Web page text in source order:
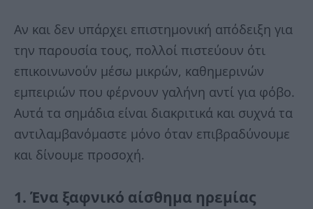
Αν και δεν υπάρχει επιστημονική απόδειξη για
την παρουσία τους, πολλοί πιστεύουν ότι
επικοινωνούν μέσω μικρών, καθημερινών
εμπειριών που φέρνουν γαλήνη αντί για φόβο.
Αυτά τα σημάδια είναι διακριτικά και συχνά τα
αντιλαμβανόμαστε μόνο όταν επιβραδύνουμε
και δίνουμε προσοχή.
1. Ένα ξαφνικό αίσθημα ηρεμίας